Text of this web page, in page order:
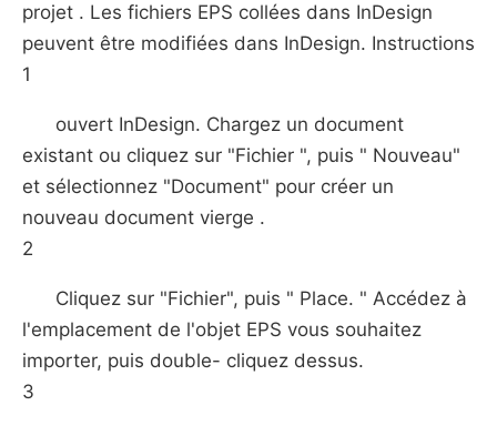
projet . Les fichiers EPS collées dans InDesign
peuvent être modifiées dans InDesign. Instructions
1
ouvert InDesign. Chargez un document
existant ou cliquez sur "Fichier ", puis " Nouveau"
et sélectionnez "Document" pour créer un
nouveau document vierge .
2
Cliquez sur "Fichier", puis " Place. " Accédez à
l'emplacement de l'objet EPS vous souhaitez
importer, puis double- cliquez dessus.
3